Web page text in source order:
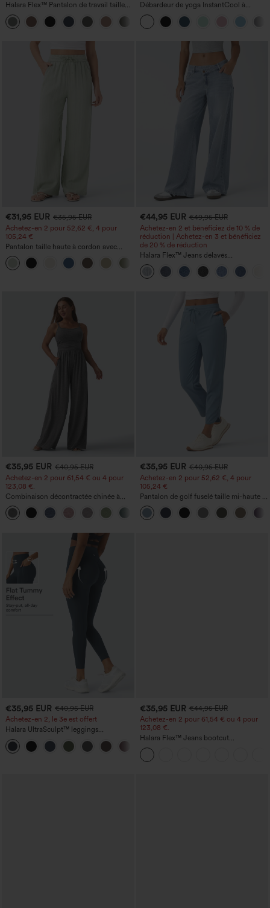
Halara Flex™ Pantalon de travail taille
haute avec poche latérale arrière et
légère coupe évasée
+13
Débardeur de yoga InstantCool à
encolure en U et ourlet arrondi –
UPF50+
€31,95 EUR €35,95 EUR
Achetez-en 2 pour 52,62 €, 4 pour
105,24 €
Pantalon taille haute à cordon avec
poches, jambe large et coupe ample,
style décontracté, effet lin
€44,95 EUR €49,95 EUR
Achetez-en 2 et bénéficiez de 10 % de
réduction | Achetez-en 3 et bénéficiez
de 20 % de réduction
Halara Flex™ Jeans délavés
décontractés, coupe baggy à jambe
large, taille basse asymétrique, poches
zippées
€35,95 EUR €40,95 EUR
Achetez-en 2 pour 61,54 € ou 4 pour
123,08 €.
Combinaison décontractée chinée à
bretelles réglables, fronces et jambes
larges, avec poches — facile comme
tout
+10
€35,95 EUR €40,95 EUR
Achetez-en 2 pour 52,62 €, 4 pour
105,24 €
Pantalon de golf fuselé taille mi-haute à
cordon, ourlet incurvé, séchage rapide,
avec poches — UPF40+
€35,95 EUR €40,95 EUR
Achetez-en 2, le 3e est offert
Halara UltraSculpt™ leggings
d'entraînement taille haute — fronces
liftantes pour le fessier, maintien gainant
du ventre et poche
€35,95 EUR €44,95 EUR
Achetez-en 2 pour 61,54 € ou 4 pour
123,08 €.
Halara Flex™ Jeans bootcut
décontractés taille haute, effet délavé,
avec poches